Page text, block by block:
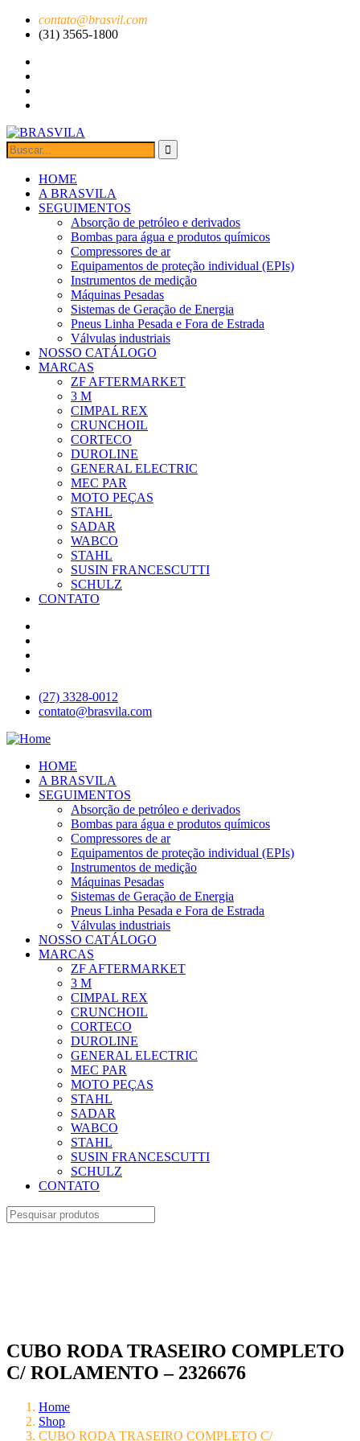
contato@brasvil.com
(31) 3565-1800
HOME
A BRASVILA
SEGUIMENTOS
Absorção de petróleo e derivados
Bombas para água e produtos químicos
Compressores de ar
Equipamentos de proteção individual (EPIs)
Instrumentos de medição
Máquinas Pesadas
Sistemas de Geração de Energia
Pneus Linha Pesada e Fora de Estrada
Válvulas industriais
NOSSO CATÁLOGO
MARCAS
ZF AFTERMARKET
3 M
CIMPAL REX
CRUNCHOIL
CORTECO
DUROLINE
GENERAL ELECTRIC
MEC PAR
MOTO PEÇAS
STAHL
SADAR
WABCO
STAHL
SUSIN FRANCESCUTTI
SCHULZ
CONTATO
(27) 3328-0012
contato@brasvila.com
HOME
A BRASVILA
SEGUIMENTOS
Absorção de petróleo e derivados
Bombas para água e produtos químicos
Compressores de ar
Equipamentos de proteção individual (EPIs)
Instrumentos de medição
Máquinas Pesadas
Sistemas de Geração de Energia
Pneus Linha Pesada e Fora de Estrada
Válvulas industriais
NOSSO CATÁLOGO
MARCAS
ZF AFTERMARKET
3 M
CIMPAL REX
CRUNCHOIL
CORTECO
DUROLINE
GENERAL ELECTRIC
MEC PAR
MOTO PEÇAS
STAHL
SADAR
WABCO
STAHL
SUSIN FRANCESCUTTI
SCHULZ
CONTATO
CUBO RODA TRASEIRO COMPLETO
C/ ROLAMENTO – 2326676
Home
Shop
CUBO RODA TRASEIRO COMPLETO C/